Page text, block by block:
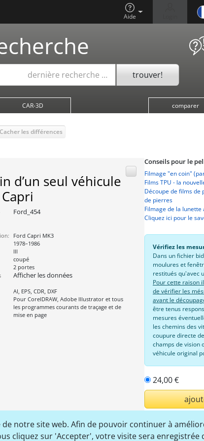
notre site web. Afin de pouvoir continuer à
cliquez sur 'Accepter', votre visite sera enregistrée
Aide
dernière recherche … trouver!
CAR-3D comparer
Cacher les différences
d’un seul véhicule
Ford_454
Ford Capri MK3
1978–1986
III
coupé
2 portes
Afficher les données
AI, EPS, CDR, DXF
Pour CorelDRAW, Adobe Illustrator et tous
les programmes courants de traçage et de
mise en page
Conseils pour le
Filmage "en coin"
Films TPU - la
Découpe de films de
de pierres
Filmage de la
Cliquez ici pour le
Vérifiez les
Dans un fichier
moulures et
restitués qu'avec
Pour cette raison
de vérifier les
avant le
être tenus
mesures
les chemins des
coupure directe
champs de vision
véhicule original
24,00 €